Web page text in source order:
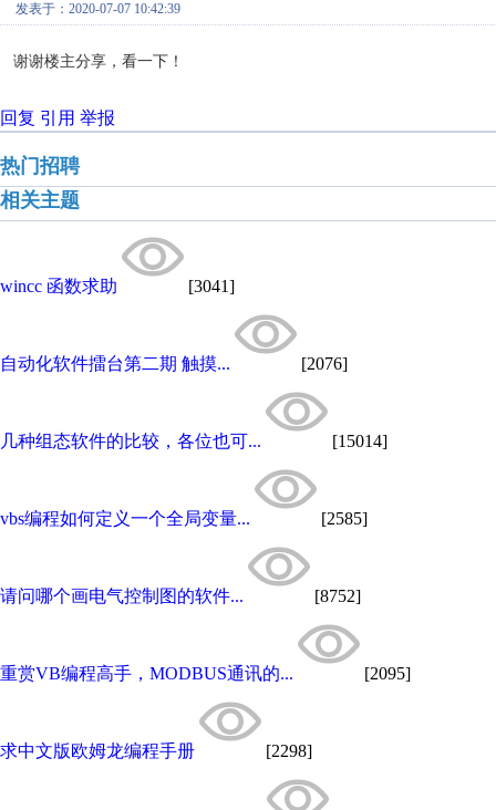
发表于：2020-07-07 10:42:39
谢谢楼主分享，看一下！
回复 引用 举报
热门招聘
相关主题
wincc 函数求助 [3041]
自动化软件擂台第二期 触摸... [2076]
几种组态软件的比较，各位也可... [15014]
vbs编程如何定义一个全局变量... [2585]
请问哪个画电气控制图的软件... [8752]
重赏VB编程高手，MODBUS通讯的... [2095]
求中文版欧姆龙编程手册 [2298]